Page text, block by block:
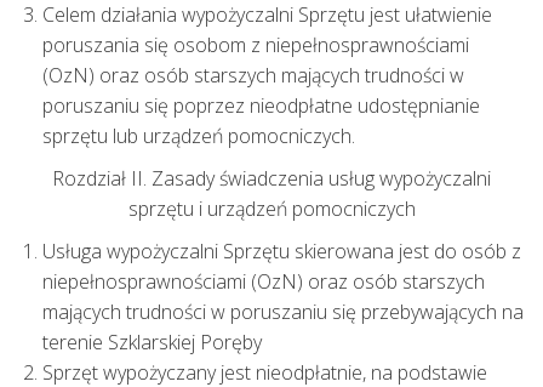
Celem działania wypożyczalni Sprzętu jest ułatwienie
poruszania się osobom z niepełnosprawnościami
(OzN) oraz osób starszych mających trudności w
poruszaniu się poprzez nieodpłatne udostępnianie
sprzętu lub urządzeń pomocniczych.
Rozdział II. Zasady świadczenia usług wypożyczalni
sprzętu i urządzeń pomocniczych
Usługa wypożyczalni Sprzętu skierowana jest do osób z
niepełnosprawnościami (OzN) oraz osób starszych
mających trudności w poruszaniu się przebywających na
terenie Szklarskiej Poręby
Sprzęt wypożyczany jest nieodpłatnie, na podstawie